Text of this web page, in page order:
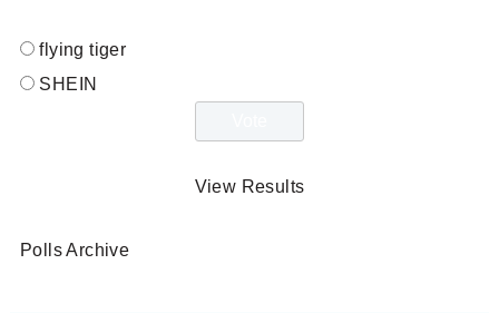
flying tiger
SHEIN
View Results
Polls Archive